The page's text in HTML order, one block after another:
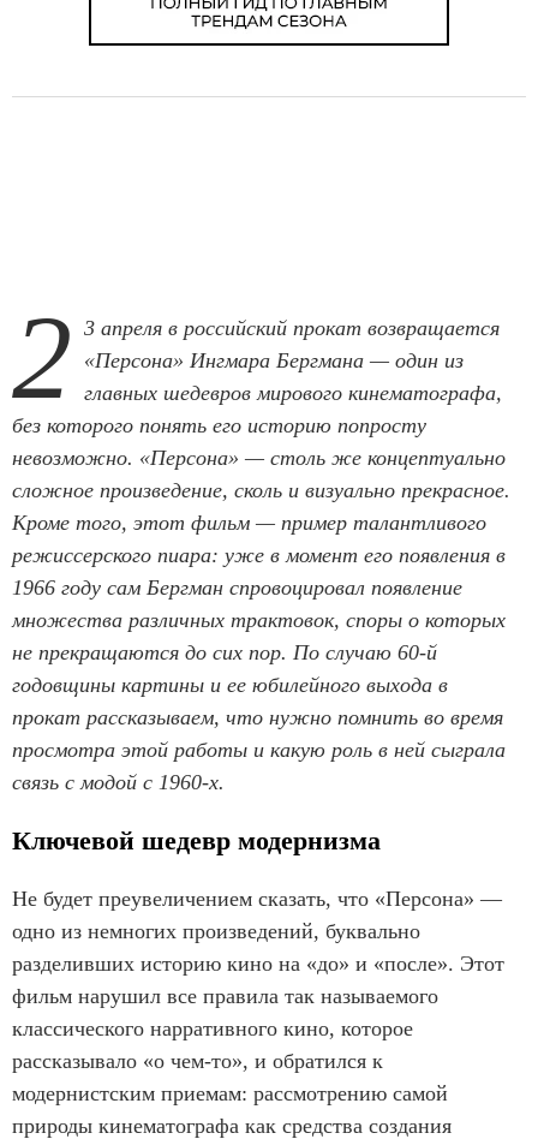
2 3 апреля в российский прокат возвращается
«Персона» Ингмара Бергмана — один из
главных шедевров мирового кинематографа,
без которого понять его историю попросту
невозможно. «Персона» — столь же концептуально
сложное произведение, сколь и визуально прекрасное.
Кроме того, этот фильм — пример талантливого
режиссерского пиара: уже в момент его появления в
1966 году сам Бергман спровоцировал появление
множества различных трактовок, споры о которых
не прекращаются до сих пор. По случаю 60-й
годовщины картины и ее юбилейного выхода в
прокат рассказываем, что нужно помнить во время
просмотра этой работы и какую роль в ней сыграла
связь с модой с 1960-х.
Ключевой шедевр модернизма
Не будет преувеличением сказать, что «Персона» —
одно из немногих произведений, буквально
разделивших историю кино на «до» и «после». Этот
фильм нарушил все правила так называемого
классического нарративного кино, которое
рассказывало «о чем-то», и обратился к
модернистским приемам: рассмотрению самой
природы кинематографа как средства создания